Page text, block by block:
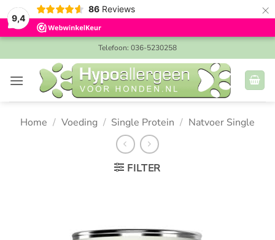
9,4
86 Reviews ×
Ga
naar
inhoud
Telefoon: 036-5230258
Home / Voeding / Single Protein / Natvoer Single
FILTER